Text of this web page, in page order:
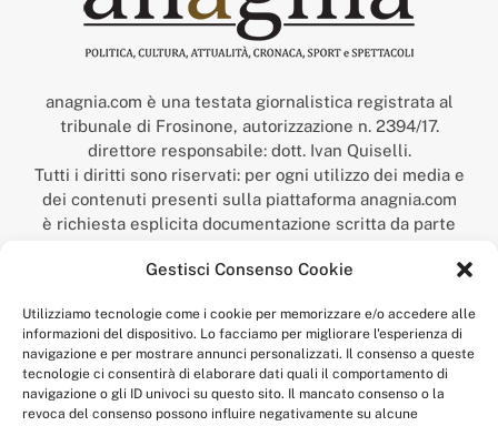
Gestisci Consenso Cookie
Utilizziamo tecnologie come i cookie per memorizzare e/o accedere alle
informazioni del dispositivo. Lo facciamo per migliorare l'esperienza di
navigazione e per mostrare annunci personalizzati. Il consenso a queste
tecnologie ci consentirà di elaborare dati quali il comportamento di
navigazione o gli ID univoci su questo sito. Il mancato consenso o la
revoca del consenso possono influire negativamente su alcune
anagnia.com è una testata giornalistica registrata al
tribunale di Frosinone, autorizzazione n. 2394/17.
direttore responsabile: dott. Ivan Quiselli.
Tutti i diritti sono riservati: per ogni utilizzo dei media e
dei contenuti presenti sulla piattaforma anagnia.com
è richiesta esplicita documentazione scritta da parte
“Anagnia” è un marchio registrato presso l’Ufficio Italiano
Economico,
num. registrazione: 302017000014044 del 9 febbraio 2017.
Per contatti:redazione@anagnia.com